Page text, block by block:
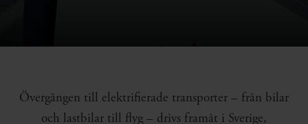
Övergången till elektrifierade transporter – från bilar
och lastbilar till flyg – drivs framåt i Sverige,